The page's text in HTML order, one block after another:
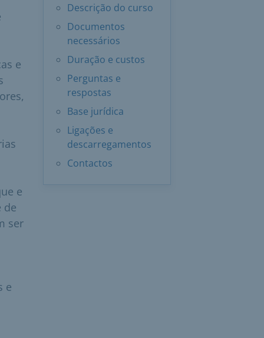
Descrição do curso
Documentos
necessários
Duração e custos
Perguntas e
respostas
Base jurídica
Ligações e
descarregamentos
Contactos
e
e
de
ser
e